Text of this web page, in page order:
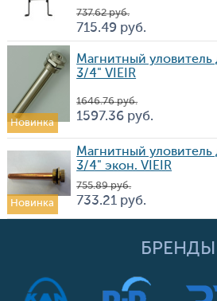
Цена
737.62 руб.
715.49 руб.
Магнитный уловитель
3/4" VIEIR
Новинка
1 646.76 руб.
1 597.36 руб.
Магнитный уловитель
3/4" экон. VIEIR
Новинка
Цена
755.89 руб.
733.21 руб.
БРЕНДЫ